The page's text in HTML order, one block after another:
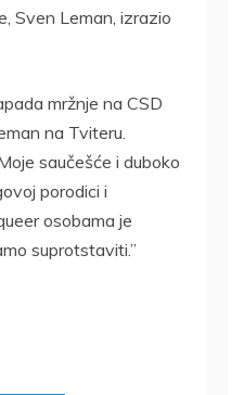
Sven Leman, izrazio
mržnje na CSD
na Tviteru.
saučešće i duboko
porodici i
osobama je
suprotstaviti.”